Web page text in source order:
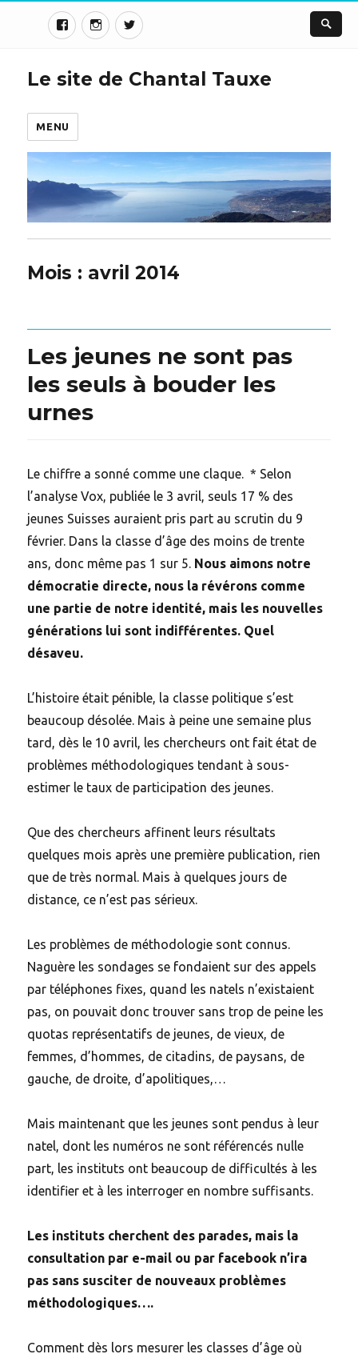
Le site de Chantal Tauxe
MENU
Mois : avril 2014
Les jeunes ne sont pas
les seuls à bouder les
urnes
Le chiffre a sonné comme une claque. * Selon
l’analyse Vox, publiée le 3 avril, seuls 17 % des
jeunes Suisses auraient pris part au scrutin du 9
février. Dans la classe d’âge des moins de trente
ans, donc même pas 1 sur 5. Nous aimons notre
démocratie directe, nous la révérons comme
une partie de notre identité, mais les nouvelles
générations lui sont indifférentes. Quel
désaveu.
L’histoire était pénible, la classe politique s’est
beaucoup désolée. Mais à peine une semaine plus
tard, dès le 10 avril, les chercheurs ont fait état de
problèmes méthodologiques tendant à sous-
estimer le taux de participation des jeunes.
Que des chercheurs affinent leurs résultats
quelques mois après une première publication, rien
que de très normal. Mais à quelques jours de
distance, ce n’est pas sérieux.
Les problèmes de méthodologie sont connus.
Naguère les sondages se fondaient sur des appels
par téléphones fixes, quand les natels n’existaient
pas, on pouvait donc trouver sans trop de peine les
quotas représentatifs de jeunes, de vieux, de
femmes, d’hommes, de citadins, de paysans, de
gauche, de droite, d’apolitiques,…
Mais maintenant que les jeunes sont pendus à leur
natel, dont les numéros ne sont référencés nulle
part, les instituts ont beaucoup de difficultés à les
identifier et à les interroger en nombre suffisants.
Les instituts cherchent des parades, mais la
consultation par e-mail ou par facebook n’ira
pas sans susciter de nouveaux problèmes
méthodologiques….
Comment dès lors mesurer les classes d’âge où